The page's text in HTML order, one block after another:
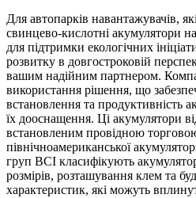
Для автопарків навантажувачів,
свинцево-кислотні акумулятори на
для підтримки екологічних
розвитку в довгостроковій
вашим надійним партнером.
використання рішення, що
встановлення та продуктивність
їх дооснащення. Ці акумулятори
встановленим провідною
північноамериканської
груп BCI класифікують
розмірів, розташування клем та
характеристик, які можуть